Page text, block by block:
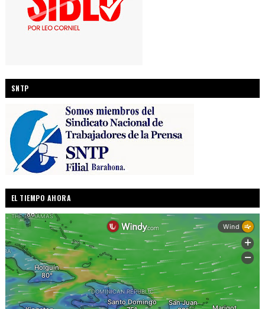
SNTP
EL TIEMPO AHORA